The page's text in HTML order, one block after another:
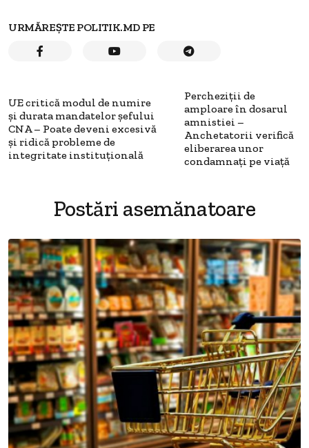
URMĂREȘTE POLITIK.MD PE
UE critică modul de numire
și durata mandatelor șefului
CNA – Poate deveni excesivă
și ridică probleme de
integritate instituțională
Percheziții de
amploare în dosarul
amnistiei –
Anchetatorii verifică
eliberarea unor
condamnați pe viață
Postări asemănatoare